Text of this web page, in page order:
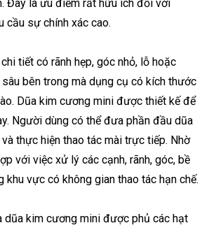
Đây là ưu điểm rất hữu ích đối với
cầu sự chính xác cao.
tiết có rãnh hẹp, góc nhỏ, lỗ hoặc
bên trong mà dụng cụ có kích thước
Dũa kim cương mini được thiết kế để
Người dùng có thể đưa phần đầu dũa
thực hiện thao tác mài trực tiếp. Nhờ
với việc xử lý các cạnh, rãnh, góc, bề
khu vực có không gian thao tác hạn chế.
dũa kim cương mini được phủ các hạt